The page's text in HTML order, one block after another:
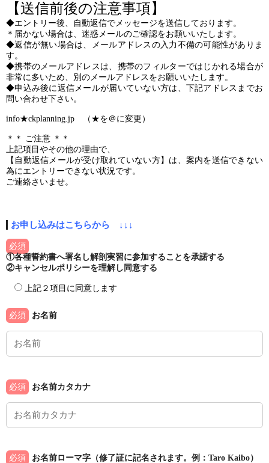
【送信前後の注意事項】
◆エントリー後、自動返信でメッセージを送信しております。
＊届かない場合は、迷惑メールのご確認をお願いいたします。
◆返信が無い場合は、メールアドレスの入力不備の可能性がありま
す。
◆携帯のメールアドレスは、携帯のフィルターではじかれる場合が
非常に多いため、別のメールアドレスをお願いいたします。
◆申込み後に返信メールが届いていない方は、下記アドレスまでお
問い合わせ下さい。
info★ckplanning.jp （★を＠に変更）
＊＊ ご注意 ＊＊
上記項目やその他の理由で、
【自動返信メールが受け取れていない方】は、案内を送信できない
為にエントリーできない状況です。
ご連絡さいませ。
お申し込みはこちらから ↓↓↓
必須
①各種誓約書へ署名し解剖実習に参加することを承諾する
②キャンセルポリシーを理解し同意する
上記２項目に同意します
必須 お名前
必須 お名前カタカナ
必須 お名前ローマ字（修了証に記名されます。例：Taro Kaibo）